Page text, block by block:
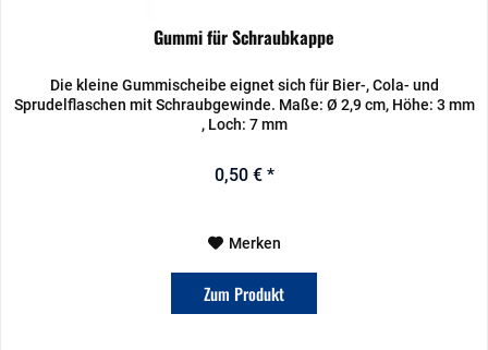
Gummi für Schraubkappe
Die kleine Gummischeibe eignet sich für Bier-, Cola- und
Sprudelflaschen mit Schraubgewinde. Maße: Ø 2,9 cm, Höhe: 3 mm
, Loch: 7 mm
0,50 € *
Merken
Zum Produkt